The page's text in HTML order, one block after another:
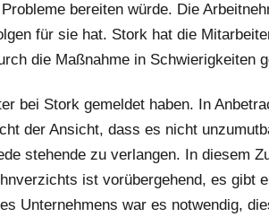
bereiten würde. Die
für sie hat. Stork hat die
die Maßnahme in Schwierigkeiten
bei Stork gemeldet haben. In
der Ansicht, dass es nicht
stehende zu verlangen. In diesem
ist vorübergehend, es gibt
Unternehmens war es notwendig,